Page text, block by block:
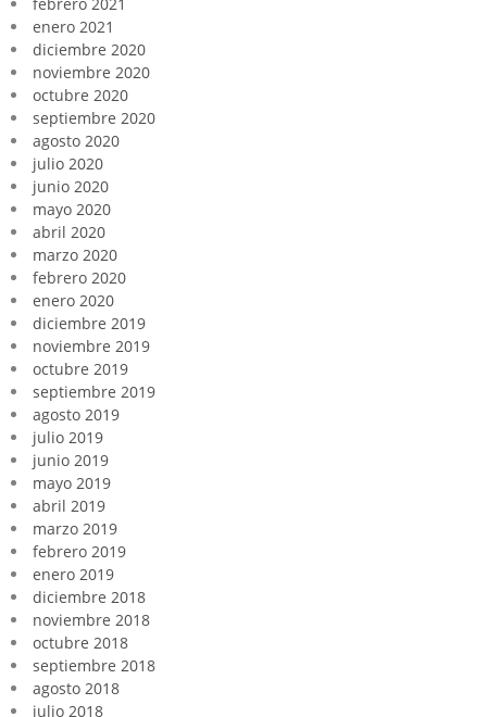
enero 2021
diciembre 2020
noviembre 2020
octubre 2020
septiembre 2020
agosto 2020
julio 2020
junio 2020
mayo 2020
abril 2020
marzo 2020
febrero 2020
enero 2020
diciembre 2019
noviembre 2019
octubre 2019
septiembre 2019
agosto 2019
julio 2019
junio 2019
mayo 2019
abril 2019
marzo 2019
febrero 2019
enero 2019
diciembre 2018
noviembre 2018
octubre 2018
septiembre 2018
agosto 2018
julio 2018